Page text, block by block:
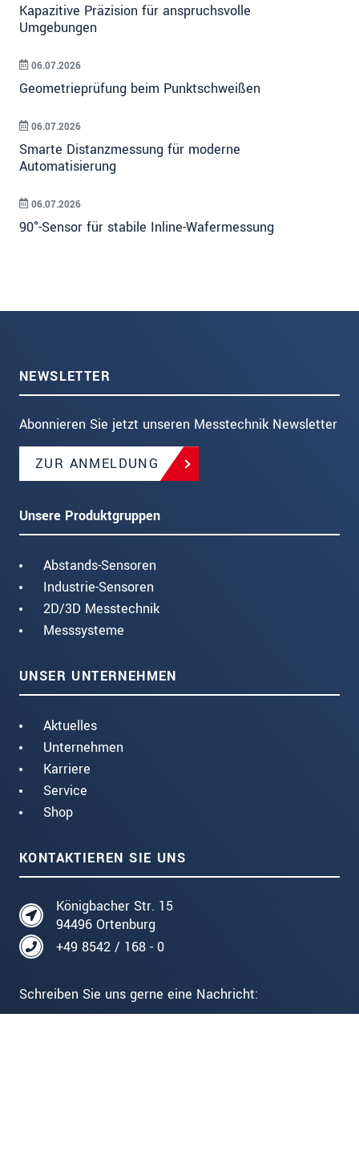
Kapazitive Präzision für anspruchsvolle
Umgebungen
Geometrieprüfung beim Punktschweißen
06.07.2026
Smarte Distanzmessung für moderne
Automatisierung
06.07.2026
90°-Sensor für stabile Inline-Wafermessung
06.07.2026
NEWSLETTER
Abonnieren Sie jetzt unseren Messtechnik Newsletter
ZUR ANMELDUNG
Unsere Produktgruppen
Abstands-Sensoren
Industrie-Sensoren
2D/3D Messtechnik
Messsysteme
UNSER UNTERNEHMEN
Aktuelles
Unternehmen
Karriere
Service
Shop
KONTAKTIEREN SIE UNS
Königbacher Str. 15
94496 Ortenburg
+49 8542 / 168 - 0
Schreiben Sie uns gerne eine Nachricht: